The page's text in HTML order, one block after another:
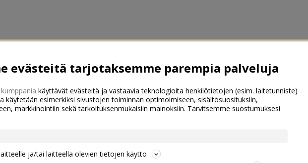
evästeitä tarjotaksemme parempia palveluja
käyttävät evästeitä ja vastaavia teknologioita henkilötietojen (esim. laitetunniste)
käytetään esimerkiksi sivustojen toiminnan optimoimiseen, sisältösuosituksiin,
markkinointiin sekä tarkoituksenmukaisiin mainoksiin. Tarvitsemme suostumuksesi
ja/tai laitteella olevien tietojen käyttö